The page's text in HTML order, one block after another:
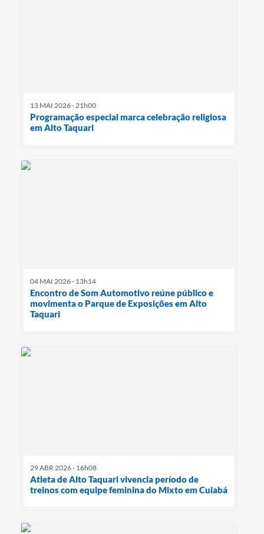
13 MAI 2026 - 21h00
Programação especial marca celebração religiosa
em Alto Taquari
04 MAI 2026 - 13h14
Encontro de Som Automotivo reúne público e
movimenta o Parque de Exposições em Alto
Taquari
29 ABR 2026 - 16h08
Atleta de Alto Taquari vivencia período de
treinos com equipe feminina do Mixto em Cuiabá